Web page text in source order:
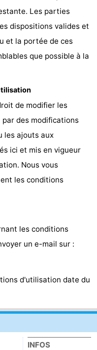
Les parties
dispositions valides et
et la portée de ces
que possible à la
de modifier les
des modifications
les ajouts aux
ici et mis en vigueur
Nous vous
les conditions
les conditions
un e-mail sur :
d'utilisation date du
INFOS